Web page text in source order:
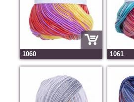
1060 1061